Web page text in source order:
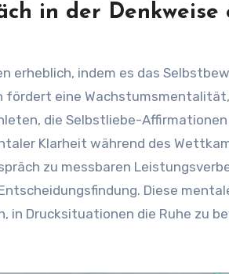
in der Denkweise
erheblich, indem es das
fördert eine
die Selbstliebe-
Klarheit während des
zu messbaren
Diese
Drucksituationen die Ruhe zu